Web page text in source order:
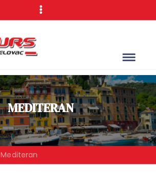
MEDITERAN
Mediteran